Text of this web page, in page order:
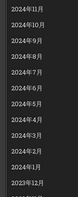
2024年11月
2024年10月
2024年9月
2024年8月
2024年7月
2024年6月
2024年5月
2024年4月
2024年3月
2024年2月
2024年1月
2023年12月